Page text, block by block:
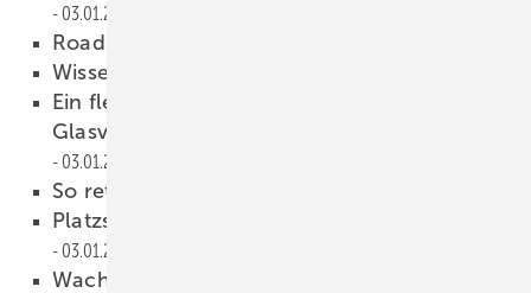
03.01.2023
Roadshow der Extraklasse
Wissen macht Aha
Ein flexibler Scheiben-Puffer für
Glasverarbeiter und Fensterbauer
03.01.2023
So retten Cobots einen Betrieb
Platzsparen mit verfahrbaren Regale
03.01.2023
Wachstum auf engstem Raum